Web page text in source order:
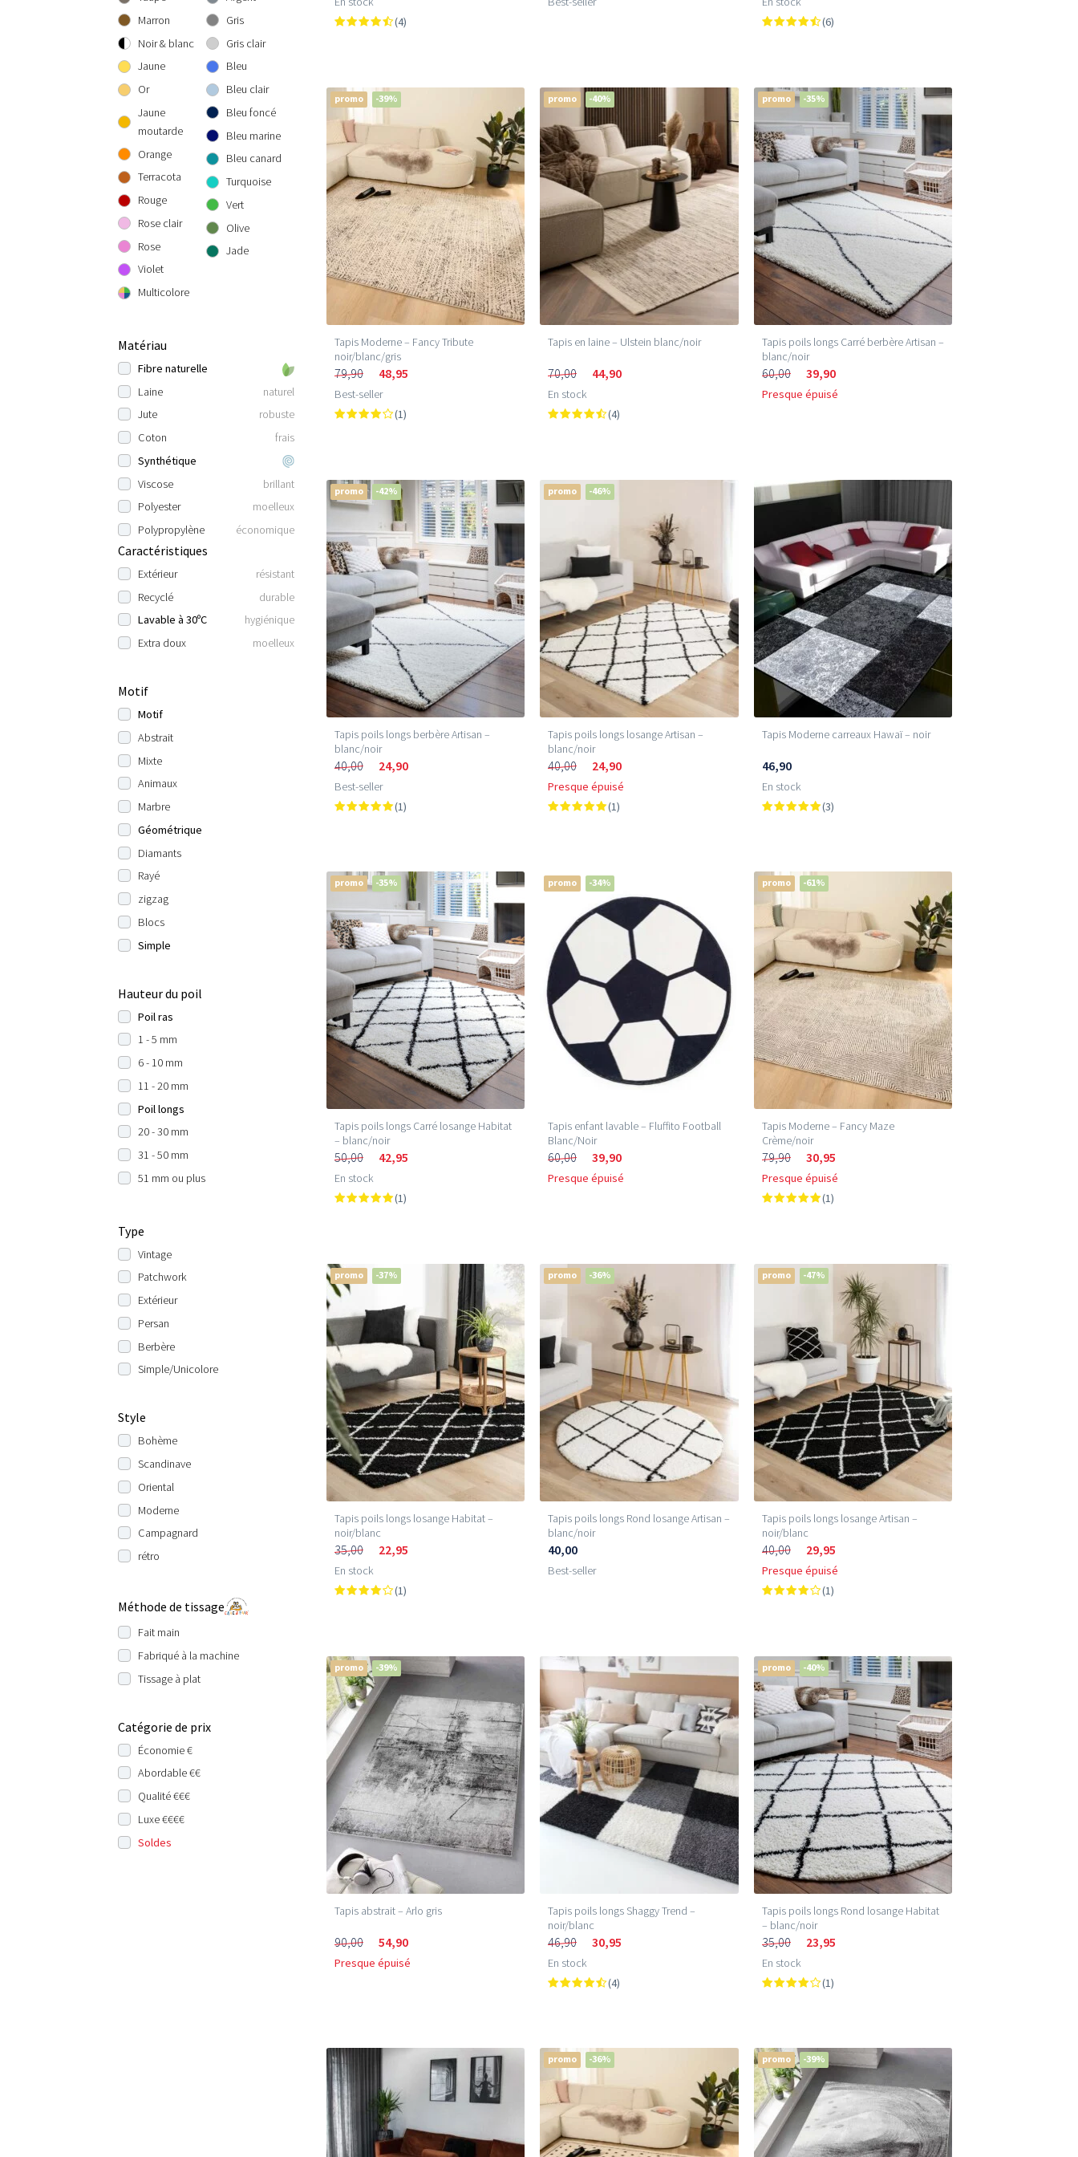
200x290 cm
240x340 cm
300x400 cm
Marron
Noir & blanc
Jaune
Or
Jaune
moutarde
Orange
Terracota
Rouge
Rose clair
Rose
Violet
Multicolore
Gris
Gris clair
Bleu
Bleu clair
Bleu foncé
Bleu marine
Bleu canard
Turquoise
Vert
Olive
Jade
Matériau
Fibre naturelle
Laine
naturel
Jute
robuste
Coton
frais
Synthétique
Viscose
brillant
Polyester
moelleux
Polypropylène
économique
Caractéristiques
Extérieur
résistant
Recyclé
durable
Lavable à 30ºC
hygiénique
Extra doux
moelleux
Motif
Motif
Abstrait
Mixte
Animaux
Marbre
Géométrique
Diamants
Rayé
zigzag
Blocs
Simple
Hauteur du poil
Poil ras
1 - 5 mm
6 - 10 mm
11 - 20 mm
Poil longs
20 - 30 mm
31 - 50 mm
51 mm ou plus
Type
Vintage
Patchwork
Extérieur
Persan
Berbère
Simple/Unicolore
Style
Bohème
Scandinave
Oriental
Moderne
Campagnard
rétro
Méthode de tissage
Fait main
Fabriqué à la machine
Tissage à plat
Catégorie de prix
Économie €
Abordable €€
Qualité €€€
Luxe €€€€
Soldes
(4)
(6)
promo -39%
Tapis Moderne – Fancy Tribute
noir/blanc/gris
79,90 48,95
Best-seller
(1)
promo -40%
Tapis en laine – Ulstein blanc/noir
70,00 44,90
En stock
(4)
promo -35%
Tapis poils longs Carré berbère Artisan –
blanc/noir
60,00 39,90
Presque épuisé
promo -42%
Tapis poils longs berbère Artisan –
blanc/noir
40,00 24,90
Best-seller
(1)
promo -46%
Tapis poils longs losange Artisan –
blanc/noir
40,00 24,90
Presque épuisé
(1)
Tapis Moderne carreaux Hawaï – noir
46,90
En stock
(3)
promo -35%
Tapis poils longs Carré losange Habitat
– blanc/noir
50,00 42,95
En stock
(1)
promo -34%
Tapis enfant lavable – Fluffito Football
Blanc/Noir
60,00 39,90
Presque épuisé
promo -61%
Tapis Moderne – Fancy Maze
Crème/noir
79,90 30,95
Presque épuisé
(1)
promo -37%
Tapis poils longs losange Habitat –
noir/blanc
35,00 22,95
En stock
(1)
promo -36%
Tapis poils longs Rond losange Artisan –
blanc/noir
40,00
Best-seller
promo -47%
Tapis poils longs losange Artisan –
noir/blanc
40,00 29,95
Presque épuisé
(1)
promo -39%
Tapis abstrait – Arlo gris
90,00 54,90
Presque épuisé
Tapis poils longs Shaggy Trend –
noir/blanc
46,90 30,95
En stock
(4)
promo -40%
Tapis poils longs Rond losange Habitat
– blanc/noir
35,00 23,95
En stock
(1)
promo -36% promo -39%